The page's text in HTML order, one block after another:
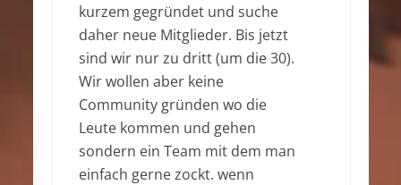
kurzem gegründet und suche
daher neue Mitglieder. Bis jetzt
sind wir nur zu dritt (um die 30).
Wir wollen aber keine
Community gründen wo die
Leute kommen und gehen
sondern ein Team mit dem man
einfach gerne zockt. wenn